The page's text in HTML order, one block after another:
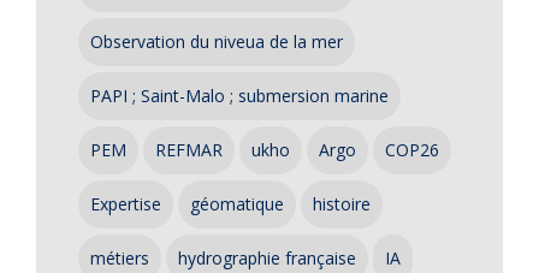
Observation du niveua de la mer
PAPI ; Saint-Malo ; submersion marine
PEM REFMAR ukho Argo COP26
Expertise géomatique histoire
métiers hydrographie française IA